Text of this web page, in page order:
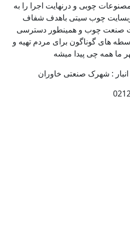
چوبی و درنهایت اجرا را به
چوب سیتی باهدف شفاف
چوب و همینطور دسترسی
های گوناگون برای مردم تهیه و
ما همه چی پیدا میشه
: شهرک صنعتی خاوران